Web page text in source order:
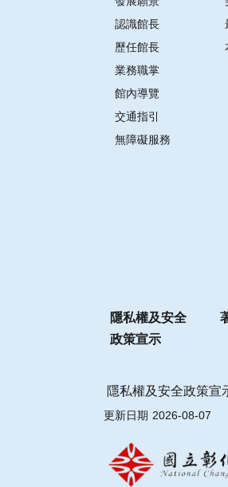
認識館長
歷任館長
業務職掌
館內導覽
交通指引
無障礙服務
隱私權及安全
政策宣示
隱私權及安全政策宣
更新日期 2026-08-07